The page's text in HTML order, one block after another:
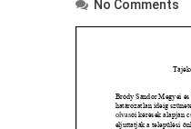
No Comments